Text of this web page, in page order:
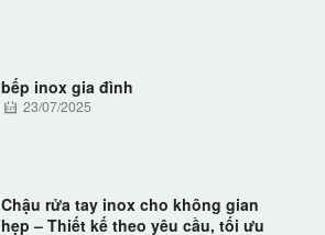
bếp inox gia đình
23/07/2025
Chậu rửa tay inox cho không gian
hẹp – Thiết kế theo yêu cầu, tối ưu